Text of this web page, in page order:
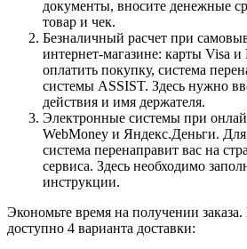
документы, вносите денежные
товар и чек.
Безналичный расчет при
интернет-магазине: карты Visa
оплатить покупку, система
системы ASSIST. Здесь нужно
действия и имя держателя.
Электронные системы при
WebMoney и Яндекс.Деньги.
система перенаправит вас на
сервиса. Здесь необходимо
инструкции.
Экономьте время на получении
доступно 4 варианта доставки: